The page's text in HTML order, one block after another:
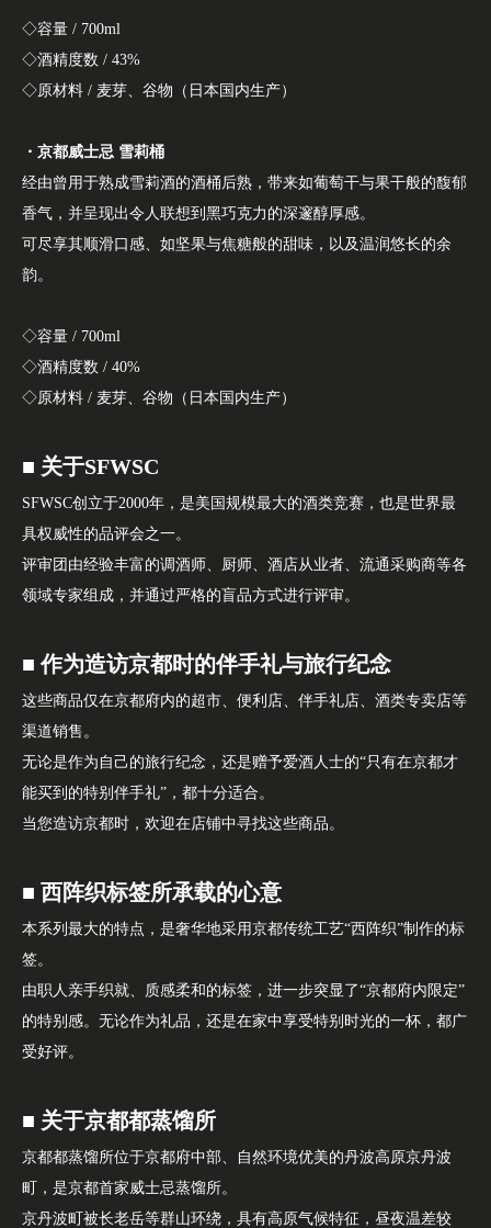
◇容量 / 700ml
◇酒精度数 / 43%
◇原材料 / 麦芽、谷物（日本国内生产）
・京都威士忌 雪莉桶
经由曾用于熟成雪莉酒的酒桶后熟，带来如葡萄干与果干般的馥郁
香气，并呈现出令人联想到黑巧克力的深邃醇厚感。
可尽享其顺滑口感、如坚果与焦糖般的甜味，以及温润悠长的余
韵。
◇容量 / 700ml
◇酒精度数 / 40%
◇原材料 / 麦芽、谷物（日本国内生产）
■ 关于SFWSC
SFWSC创立于2000年，是美国规模最大的酒类竞赛，也是世界最
具权威性的品评会之一。
评审团由经验丰富的调酒师、厨师、酒店从业者、流通采购商等各
领域专家组成，并通过严格的盲品方式进行评审。
■ 作为造访京都时的伴手礼与旅行纪念
这些商品仅在京都府内的超市、便利店、伴手礼店、酒类专卖店等
渠道销售。
无论是作为自己的旅行纪念，还是赠予爱酒人士的“只有在京都才
能买到的特别伴手礼”，都十分适合。
当您造访京都时，欢迎在店铺中寻找这些商品。
■ 西阵织标签所承载的心意
本系列最大的特点，是奢华地采用京都传统工艺“西阵织”制作的标
签。
由职人亲手织就、质感柔和的标签，进一步突显了“京都府内限定”
的特别感。无论作为礼品，还是在家中享受特别时光的一杯，都广
受好评。
■ 关于京都都蒸馏所
京都都蒸馏所位于京都府中部、自然环境优美的丹波高原京丹波
町，是京都首家威士忌蒸馏所。
京丹波町被长老岳等群山环绕，具有高原气候特征，昼夜温差较